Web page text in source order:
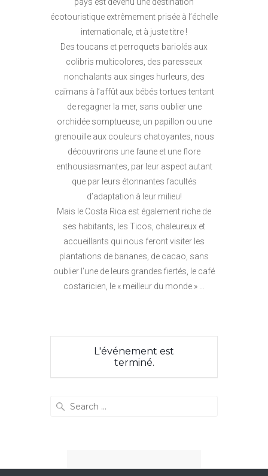
pays est devenu une destination
écotouristique extrêmement prisée à l’échelle
internationale, et à juste titre !
Des toucans et perroquets bariolés aux
colibris multicolores, des paresseux
nonchalants aux singes hurleurs, des
caïmans à l’affût aux bébés tortues tentant
de regagner la mer, sans oublier une
orchidée somptueuse, un papillon ou une
grenouille aux couleurs chatoyantes, nous
découvrirons une faune et une flore
enthousiasmantes, par leur aspect autant
que par leurs étonnantes facultés
d’adaptation à leur milieu!
Mais le Costa Rica est également riche de
ses habitants, les Ticos, chaleureux et
accueillants qui nous feront visiter les
plantations de bananes, de cacao, sans
oublier l’une de leurs grandes fiertés, le café
costaricien, le « meilleur du monde » …
L'événement est
terminé.